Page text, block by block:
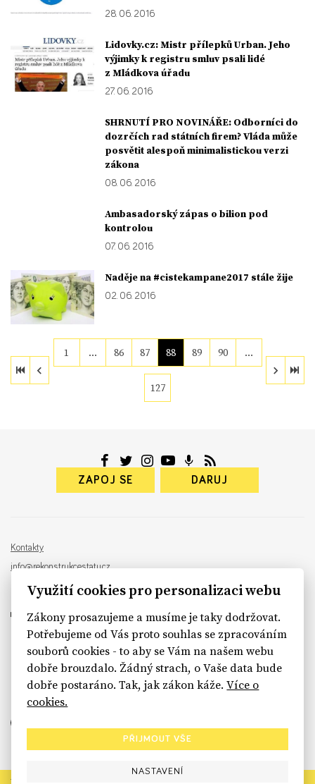
28. 06. 2016
Lidovky.cz: Mistr přílepků Urban. Jeho
výjimky k registru smluv psali lidé
z Mládkova úřadu
27. 06. 2016
SHRNUTÍ PRO NOVINÁŘE: Odborníci do
dozrčích rad státních firem? Vláda může
posvětit alespoň minimalistickou verzi
zákona
08. 06. 2016
Ambasadorský zápas o bilion pod
kontrolou
07. 06. 2016
Naděje na #cistekampane2017 stále žije
02. 06. 2016
1 … 86 87 88 89 90 …
127
ZAPOJ SE DARUJ
Kontakty
info@rekonstrukcestatu.cz
Návrh a vývoj: Sinfin , ilustrace:
sinfin.digital
Využití cookies pro personalizaci webu
Zákony prosazujeme a musíme je taky dodržovat.
Potřebujeme od Vás proto souhlas se zpracováním
souborů cookies - to aby se Vám na našem webu
dobře brouzdalo. Žádný strach, o Vaše data bude
dobře postaráno. Tak, jak zákon káže.Více o
cookies.
PŘIJMOUT VŠE
NASTAVENÍ